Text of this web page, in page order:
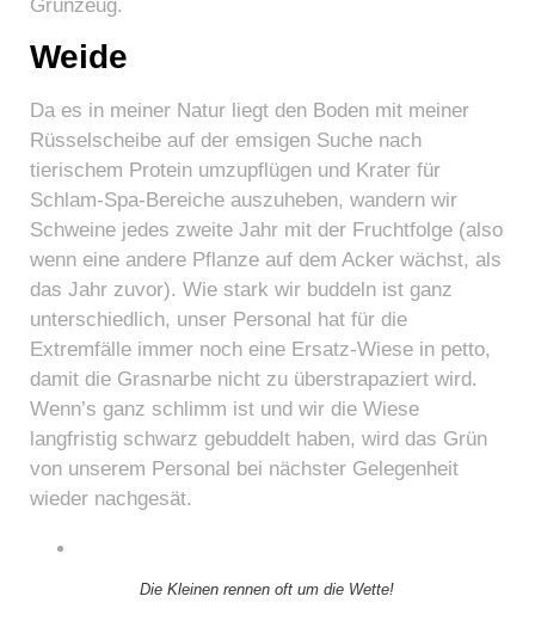
Grünzeug.
Weide
Da es in meiner Natur liegt den Boden mit meiner
Rüsselscheibe auf der emsigen Suche nach
tierischem Protein umzupflügen und Krater für
Schlam-Spa-Bereiche auszuheben, wandern wir
Schweine jedes zweite Jahr mit der Fruchtfolge (also
wenn eine andere Pflanze auf dem Acker wächst, als
das Jahr zuvor). Wie stark wir buddeln ist ganz
unterschiedlich, unser Personal hat für die
Extremfälle immer noch eine Ersatz-Wiese in petto,
damit die Grasnarbe nicht zu überstrapaziert wird.
Wenn’s ganz schlimm ist und wir die Wiese
langfristig schwarz gebuddelt haben, wird das Grün
von unserem Personal bei nächster Gelegenheit
wieder nachgesät.
Die Kleinen rennen oft um die Wette!